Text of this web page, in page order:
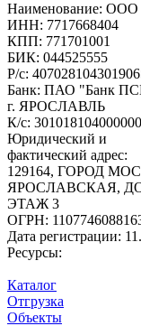
Наименование: ООО
ИНН: 7717668404
КПП: 771701001
БИК: 044525555
Р/с:
Банк: ПАО "Банк
г. ЯРОСЛАВЛЬ
К/с:
Юридический и
фактический адрес:
129164, ГОРОД
ЯРОСЛАВСКАЯ,
ЭТАЖ 3
ОГРН:
Дата регистрации:
Ресурсы:
Каталог
Отгрузка
Объекты